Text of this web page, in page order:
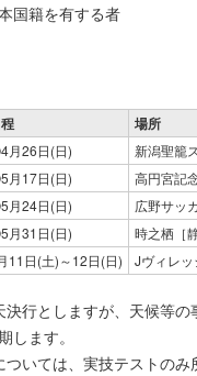
国籍を有する者
場所
月26日(日)
新潟聖籠
月17日(日)
高円宮記
月24日(日)
広野サッ
月31日(日)
時之栖［
11日(土)～12日(日) Jヴィレ
決行としますが、天候等の
します。
ついては、実技テストの